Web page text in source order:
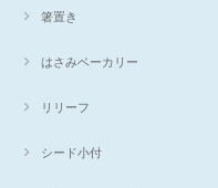
箸置き
はさみベーカリー
リリーフ
シード小付